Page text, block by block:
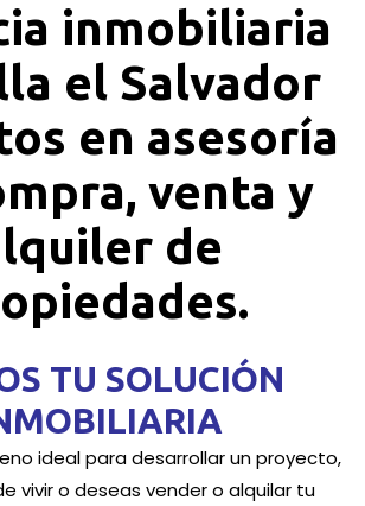
inmobiliaria
el Salvador
en asesoría
venta y
de
TU SOLUCIÓN
ideal para desarrollar un proyecto,
vivir o deseas vender o alquilar tu